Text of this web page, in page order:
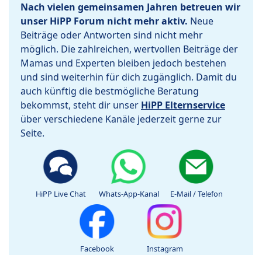
Nach vielen gemeinsamen Jahren betreuen wir
unser HiPP Forum nicht mehr aktiv. Neue
Beiträge oder Antworten sind nicht mehr
möglich. Die zahlreichen, wertvollen Beiträge der
Mamas und Experten bleiben jedoch bestehen
und sind weiterhin für dich zugänglich. Damit du
auch künftig die bestmögliche Beratung
bekommst, steht dir unser HiPP Elternservice
über verschiedene Kanäle jederzeit gerne zur
Seite.
HiPP Live Chat Whats-App-Kanal E-Mail / Telefon
Facebook Instagram